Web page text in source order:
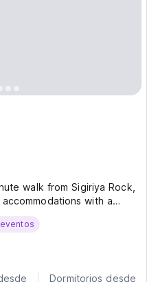
walk from Sigiriya Rock,
with a
and a terrace. The
Pidurangala Rock, a
Dormitorios desde